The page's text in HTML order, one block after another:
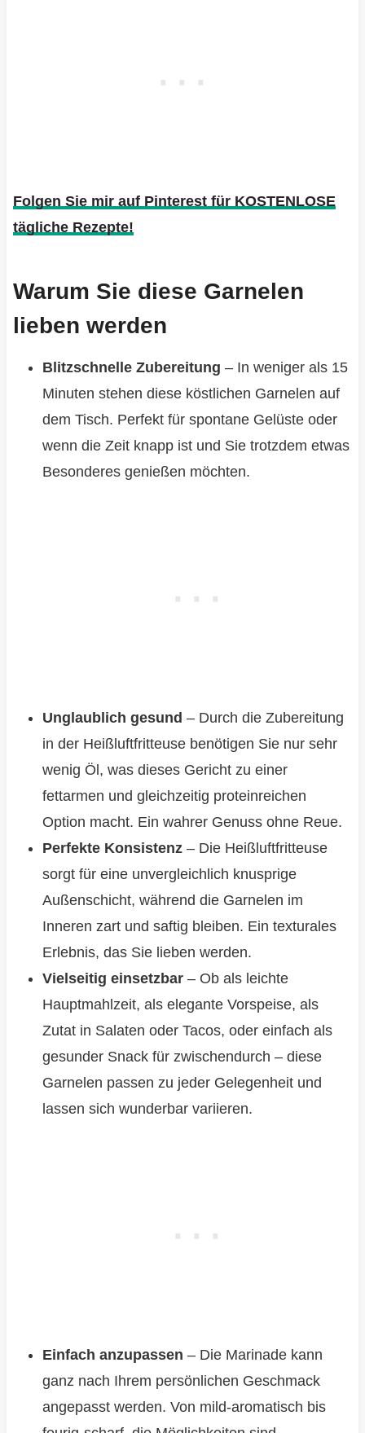
Folgen Sie mir auf Pinterest für KOSTENLOSE
tägliche Rezepte!
Warum Sie diese Garnelen
lieben werden
Blitzschnelle Zubereitung – In weniger als 15
Minuten stehen diese köstlichen Garnelen auf
dem Tisch. Perfekt für spontane Gelüste oder
wenn die Zeit knapp ist und Sie trotzdem etwas
Besonderes genießen möchten.
Unglaublich gesund – Durch die Zubereitung
in der Heißluftfritteuse benötigen Sie nur sehr
wenig Öl, was dieses Gericht zu einer
fettarmen und gleichzeitig proteinreichen
Option macht. Ein wahrer Genuss ohne Reue.
Perfekte Konsistenz– Die Heißluftfritteuse
sorgt für eine unvergleichlich knusprige
Außenschicht, während die Garnelen im
Inneren zart und saftig bleiben. Ein texturales
Erlebnis, das Sie lieben werden.
Vielseitig einsetzbar– Ob als leichte
Hauptmahlzeit, als elegante Vorspeise, als
Zutat in Salaten oder Tacos, oder einfach als
gesunder Snack für zwischendurch – diese
Garnelen passen zu jeder Gelegenheit und
lassen sich wunderbar variieren.
Einfach anzupassen – Die Marinade kann
ganz nach Ihrem persönlichen Geschmack
angepasst werden. Von mild-aromatisch bis